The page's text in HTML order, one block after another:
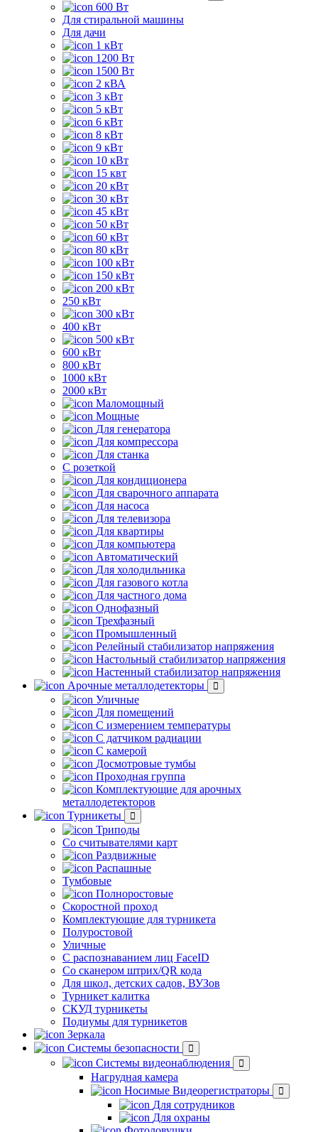
600 Вт
Для стиральной машины
Для дачи
1 кВт
1200 Вт
1500 Вт
2 кВА
3 кВт
5 кВт
6 кВт
8 кВт
9 кВт
10 кВт
15 квт
20 кВт
30 кВт
45 кВт
50 кВт
60 кВт
80 кВт
100 кВт
150 кВт
200 кВт
250 кВт
300 кВт
400 кВт
500 кВт
600 кВт
800 кВт
1000 кВт
2000 кВт
Маломощный
Мощные
Для генератора
Для компрессора
Для станка
C розеткой
Для кондиционера
Для сварочного аппарата
Для насоса
Для телевизора
Для квартиры
Для компьютера
Автоматический
Для холодильника
Для газового котла
Для частного дома
Однофазный
Трехфазный
Промышленный
Релейный стабилизатор напряжения
Настольный стабилизатор напряжения
Настенный стабилизатор напряжения
Арочные металлодетекторы
Уличные
Для помещений
С измерением температуры
С датчиком радиации
С камерой
Досмотровые тумбы
Проходная группа
Комплектующие для арочных
металлодетекторов
Турникеты
Триподы
Со считывателями карт
Раздвижные
Распашные
Тумбовые
Полноростовые
Скоростной проход
Комплектующие для турникета
Полуростовой
Уличные
С распознаванием лиц FaceID
Со сканером штрих/QR кода
Для школ, детских садов, ВУЗов
Турникет калитка
СКУД турникеты
Подиумы для турникетов
Зеркала
Системы безопасности
Системы видеонаблюдения
Нагрудная камера
Носимые Видеорегистраторы
Для сотрудников
Для охраны